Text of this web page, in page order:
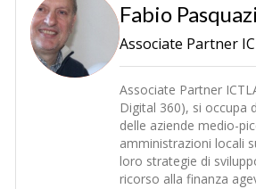
Fabio Pasquazi
Associate Partner
Associate Partner
Digital 360), si occupa
delle aziende medio-
amministrazioni locali
loro strategie di
ricorso alla finanza